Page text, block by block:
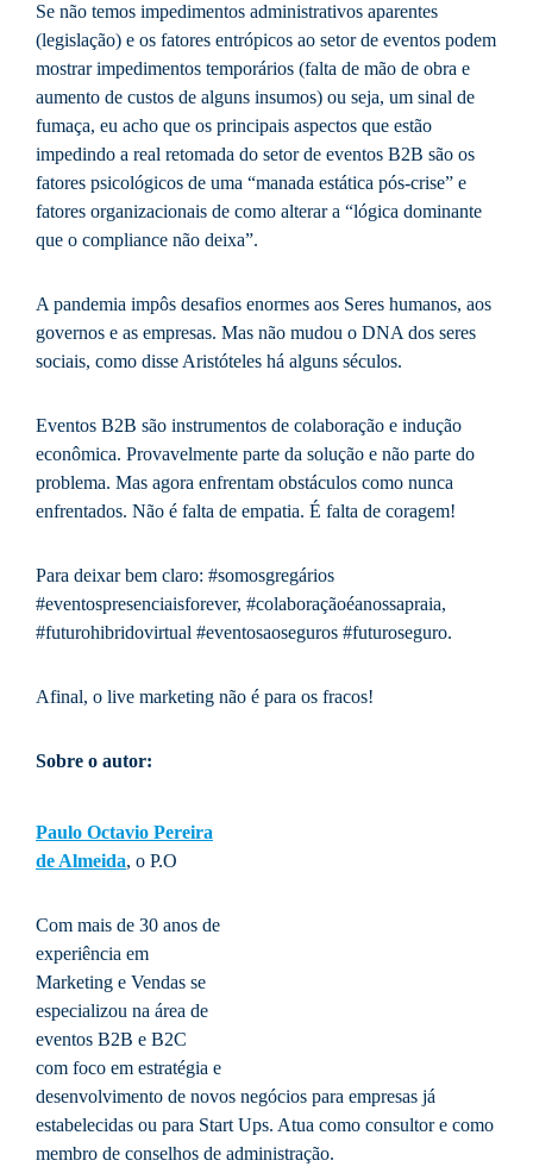
Se não temos impedimentos administrativos aparentes
(legislação) e os fatores entrópicos ao setor de eventos podem
mostrar impedimentos temporários (falta de mão de obra e
aumento de custos de alguns insumos) ou seja, um sinal de
fumaça, eu acho que os principais aspectos que estão
impedindo a real retomada do setor de eventos B2B são os
fatores psicológicos de uma “manada estática pós-crise” e
fatores organizacionais de como alterar a “lógica dominante
que o compliance não deixa”.
A pandemia impôs desafios enormes aos Seres humanos, aos
governos e as empresas. Mas não mudou o DNA dos seres
sociais, como disse Aristóteles há alguns séculos.
Eventos B2B são instrumentos de colaboração e indução
econômica. Provavelmente parte da solução e não parte do
problema. Mas agora enfrentam obstáculos como nunca
enfrentados. Não é falta de empatia. É falta de coragem!
Para deixar bem claro: #somosgregários
#eventospresenciaisforever, #colaboraçãoéanossapraia,
#futurohibridovirtual #eventosaoseguros #futuroseguro.
Afinal, o live marketing não é para os fracos!
Sobre o autor:
Paulo Octavio Pereira
de Almeida, o P.O
Com mais de 30 anos de
experiência em
Marketing e Vendas se
especializou na área de
eventos B2B e B2C
com foco em estratégia e
desenvolvimento de novos negócios para empresas já
estabelecidas ou para Start Ups. Atua como consultor e como
membro de conselhos de administração.